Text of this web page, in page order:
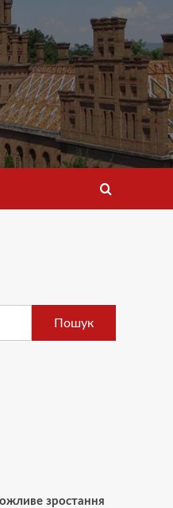
Пошук
зростання